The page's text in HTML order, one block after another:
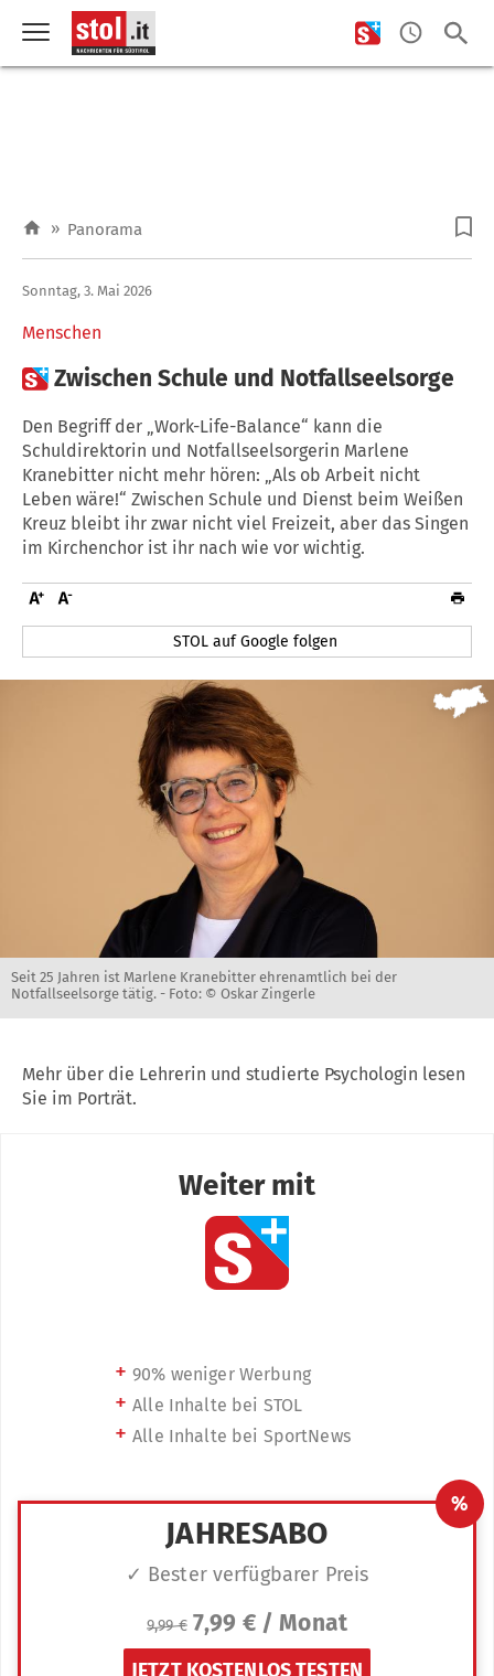
» Panorama
Menschen
Sonntag, 3. Mai 2026
Zwischen Schule und Notfallseelsorge
Den Begriff der „Work-Life-Balance“ kann die
Schuldirektorin und Notfallseelsorgerin Marlene
Kranebitter nicht mehr hören: „Als ob Arbeit nicht
Leben wäre!“ Zwischen Schule und Dienst beim Weißen
Kreuz bleibt ihr zwar nicht viel Freizeit, aber das Singen
im Kirchenchor ist ihr nach wie vor wichtig.
STOL auf Google folgen
Seit 25 Jahren ist Marlene Kranebitter ehrenamtlich bei der
Notfallseelsorge tätig. - Foto: © Oskar Zingerle
Mehr über die Lehrerin und studierte Psychologin lesen
Sie im Porträt.